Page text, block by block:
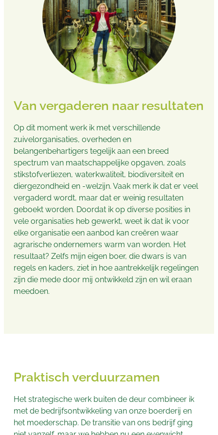
Van vergaderen naar resultaten
Op dit moment werk ik met verschillende
zuivelorganisaties, overheden en
belangenbehartigers tegelijk aan een breed
spectrum van maatschappelijke opgaven, zoals
stikstofverliezen, waterkwaliteit, biodiversiteit en
diergezondheid en -welzijn. Vaak merk ik dat er veel
vergaderd wordt, maar dat er weinig resultaten
geboekt worden. Doordat ik op diverse posities in
vele organisaties heb gewerkt, weet ik dat ik voor
elke organisatie een aanbod kan creëren waar
agrarische ondernemers warm van worden. Het
resultaat? Zelfs mijn eigen boer, die dwars is van
regels en kaders, ziet in hoe aantrekkelijk regelingen
zijn die mede door mij ontwikkeld zijn en wil eraan
meedoen.
Praktisch verduurzamen
Het strategische werk buiten de deur combineer ik
met de bedrijfsontwikkeling van onze boerderij en
het moederschap. De transitie van ons bedrijf ging